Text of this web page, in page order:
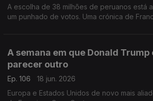
A escolha de 38 milhões de peruanos está
um punhado de votos. Uma crónica de
A semana em que Donald Trump
parecer outro
Ep. 106
18 jun. 2026
Europa e Estados Unidos de novo mais